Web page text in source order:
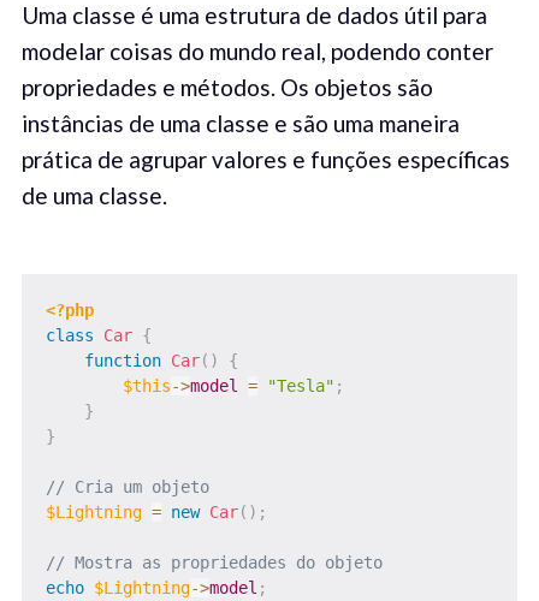
Uma classe é uma estrutura de dados útil para
modelar coisas do mundo real, podendo conter
propriedades e métodos. Os objetos são
instâncias de uma classe e são uma maneira
prática de agrupar valores e funções específicas
de uma classe.
<?php
class
Car {
function Car( )
{
$this->model = "Tesla" ;
}
}
// Cria um objeto
$Lightning = new Car( ) ;
// Mostra as propriedades do objeto
echo $Lightning->model ;